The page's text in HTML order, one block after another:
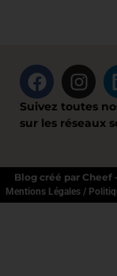
Suivez toutes
sur les réseaux
Blog créé par Cheef
Mentions Légales /